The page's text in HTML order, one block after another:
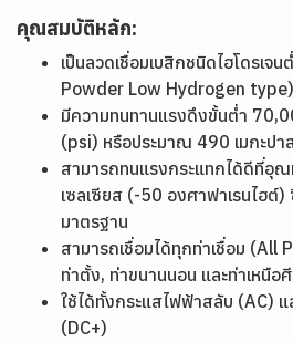
คุณสมบัติหลัก:
เป็นลวดเชื่อมเบสิกชนิดไฮโดรเจ
Powder Low Hydrogen type)
มีความทนทานแรงดึงขั้นต่ำ
(psi) หรือประมาณ 490 เมกะปา
สามารถทนแรงกระแทกได้ดีที่อุ
เซลเซียส (-50 องศาฟาเรนไฮต์
มาตรฐาน
สามารถเชื่อมได้ทุกท่าเชื่อม (All
ท่าตั้ง, ท่าขนานนอน และท่าเหนือ
ใช้ได้ทั้งกระแสไฟฟ้าสลับ (AC)
(DC+)